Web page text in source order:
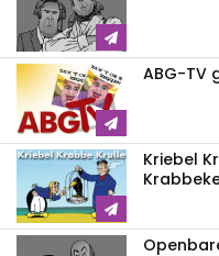
ABG-TV
Kriebel